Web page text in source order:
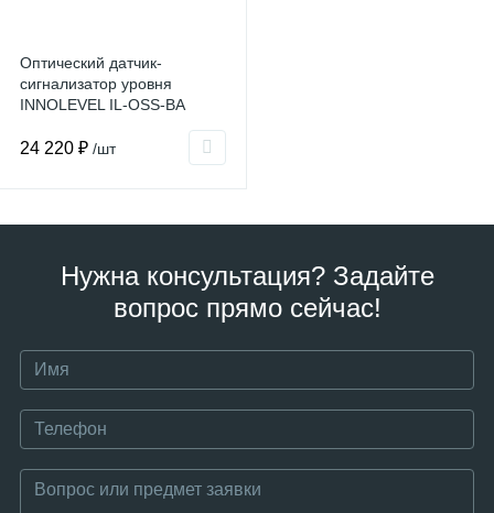
Оптический датчик-
сигнализатор уровня
INNOLEVEL IL-OSS-BA
24 220 ₽ /шт
Нужна консультация? Задайте
вопрос прямо сейчас!